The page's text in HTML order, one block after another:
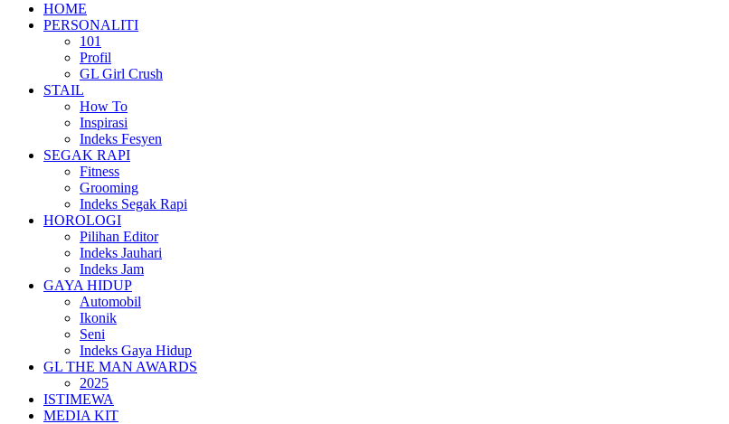
HOME
PERSONALITI
101
Profil
GL Girl Crush
STAIL
How To
Inspirasi
Indeks Fesyen
SEGAK RAPI
Fitness
Grooming
Indeks Segak Rapi
HOROLOGI
Pilihan Editor
Indeks Jauhari
Indeks Jam
GAYA HIDUP
Automobil
Ikonik
Seni
Indeks Gaya Hidup
GL THE MAN AWARDS
2025
ISTIMEWA
MEDIA KIT